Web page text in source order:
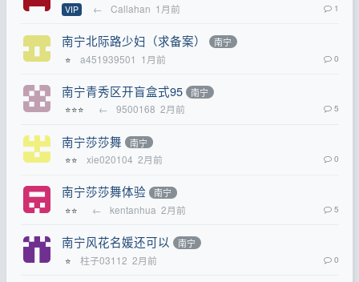
VIP ← Callahan 1月前 1
南宁北际路少妇（求备案） 南宁
⭐ a451939501 1月前 0
南宁青秀区开盲盒式95 南宁
⭐⭐⭐ ← 9500168 2月前 5
南宁莎莎舞 南宁
⭐⭐ xie020104 2月前 0
南宁莎莎舞体验 南宁
⭐⭐ ← kentanhua 2月前 5
南宁风花名媛还可以 南宁
⭐ 柱子03112 2月前 0